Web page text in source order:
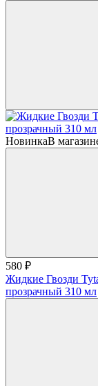
НовинкаВ
580 ₽
Жидкие Гвозди
прозрачный 310 мл